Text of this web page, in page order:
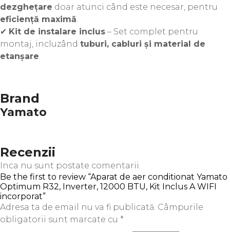
dezghețare doar atunci când este necesar, pentru
eficiență maximă.
✔ Kit de instalare inclus – Set complet pentru
montaj, incluzând tuburi, cabluri și material de
etanșare.
Brand
Yamato
Recenzii
Inca nu sunt postate comentarii.
Be the first to review “Aparat de aer conditionat Yamato
Optimum R32, Inverter, 12000 BTU, Kit Inclus A WIFI
incorporat”
Adresa ta de email nu va fi publicată. Câmpurile
obligatorii sunt marcate cu *